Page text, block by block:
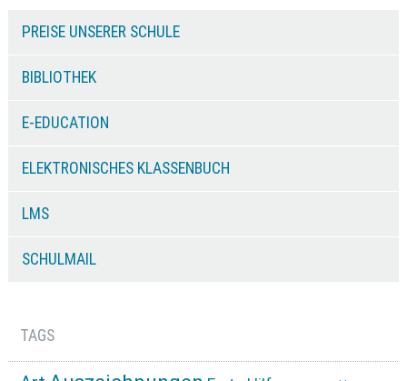
PREISE UNSERER SCHULE
BIBLIOTHEK
E-EDUCATION
ELEKTRONISCHES KLASSENBUCH
LMS
SCHULMAIL
TAGS